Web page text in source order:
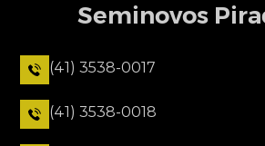
Seminovos
(41) 3538-0017
(41) 3538-0018